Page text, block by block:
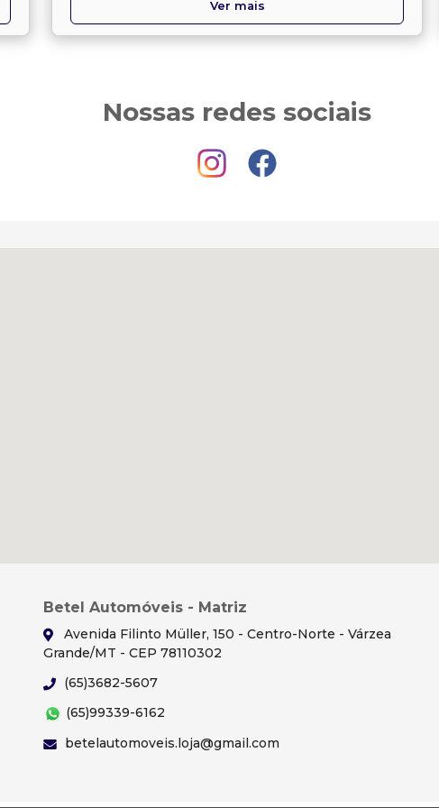
Ver mais
Nossas redes sociais
Betel Automóveis - Matriz
Avenida Filinto Müller, 150 - Centro-Norte - Várzea
Grande/MT - CEP 78110302
(65)3682-5607
(65)99339-6162
betelautomoveis.loja@gmail.com